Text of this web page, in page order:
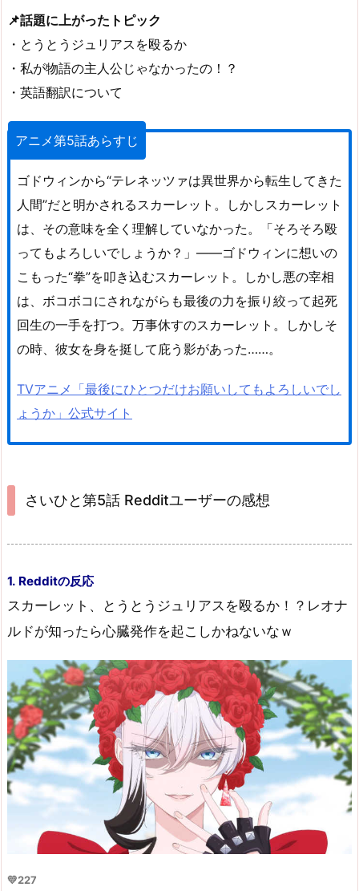
📌話題に上がったトピック
・とうとうジュリアスを殴るか
・私が物語の主人公じゃなかったの！？
・英語翻訳について
アニメ第5話あらすじ
ゴドウィンから“テレネッツァは異世界から転生してきた
人間”だと明かされるスカーレット。しかしスカーレット
は、その意味を全く理解していなかった。「そろそろ殴
ってもよろしいでしょうか？」――ゴドウィンに想いの
こもった“拳”を叩き込むスカーレット。しかし悪の宰相
は、ボコボコにされながらも最後の力を振り絞って起死
回生の一手を打つ。万事休すのスカーレット。しかしそ
の時、彼女を身を挺して庇う影があった……。
TVアニメ「最後にひとつだけお願いしてもよろしいでし
ょうか」公式サイト
さいひと第5話 Redditユーザーの感想
1. Redditの反応
スカーレット、とうとうジュリアスを殴るか！？レオナ
ルドが知ったら心臓発作を起こしかねないなｗ
💛227